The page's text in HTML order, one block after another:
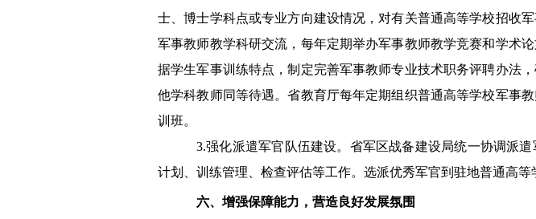
士、博士学科点或专业方向建设情况，对有关普通高等学校招收
军事教师教学科研交流，每年定期举办军事教师教学竞赛和学术
据学生军事训练特点，制定完善军事教师专业技术职务评聘办法
他学科教师同等待遇。省教育厅每年定期组织普通高等学校军事
训班。
3.强化派遣军官队伍建设。省军区战备建设局统一协调派
计划、训练管理、检查评估等工作。选派优秀军官到驻地普通高
六、增强保障能力，营造良好发展氛围